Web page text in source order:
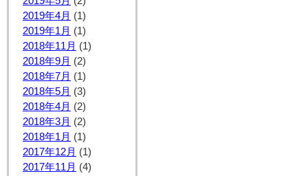
2019年4月 (1)
2019年1月 (1)
2018年11月 (1)
2018年9月 (2)
2018年7月 (1)
2018年5月 (3)
2018年4月 (2)
2018年3月 (2)
2018年1月 (1)
2017年12月 (1)
2017年11月 (4)